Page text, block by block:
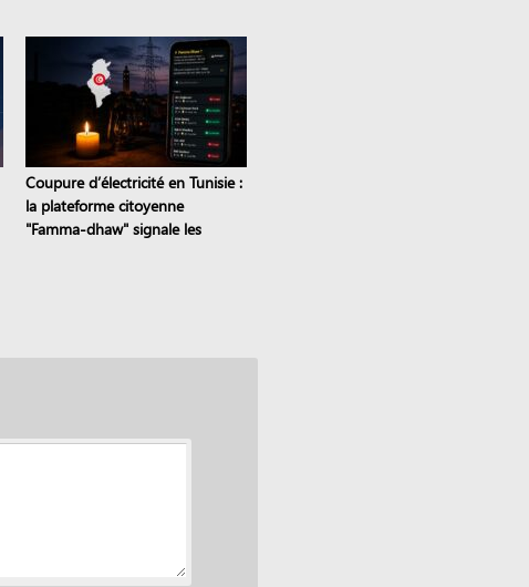
Coupure d’électricité en Tunisie :
la plateforme citoyenne
"Famma-dhaw" signale les